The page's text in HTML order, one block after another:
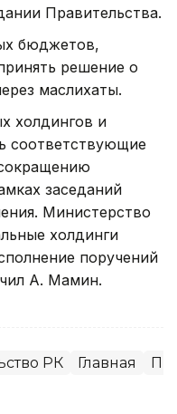
Правительства.
бюджетов,
решение о
маслихаты.
холдингов и
соответствующие
заседаний
Министерство
холдинги
поручений
А. Мамин.
РК Главная